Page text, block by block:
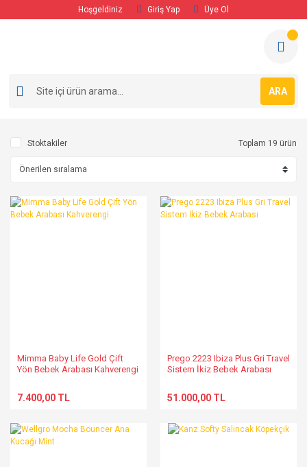
Hoşgeldiniz Giriş Yap Üye Ol
ARA
Stoktakiler Toplam 19 ürün
Mimma Baby Life Gold Çift
Yön Bebek Arabası Kahverengi
7.400,00 TL
Prego 2223 Ibiza Plus Gri Travel
Sistem İkiz Bebek Arabası
51.000,00 TL